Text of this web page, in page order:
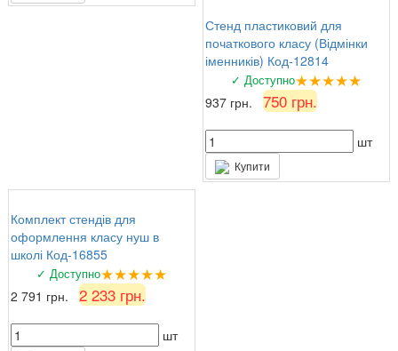
Стенд пластиковий для
початкового класу (Відмінки
іменників) Код-12814
✓ Доступно★★★★★
937 грн. 750 грн.
шт
Купити
Комплект стендів для
оформлення класу нуш в
школі Код-16855
✓ Доступно★★★★★
2 791 грн. 2 233 грн.
шт